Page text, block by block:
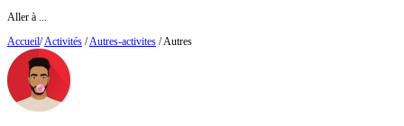
Aller à ...
Accueil/Activités /Autres-activites /Autres